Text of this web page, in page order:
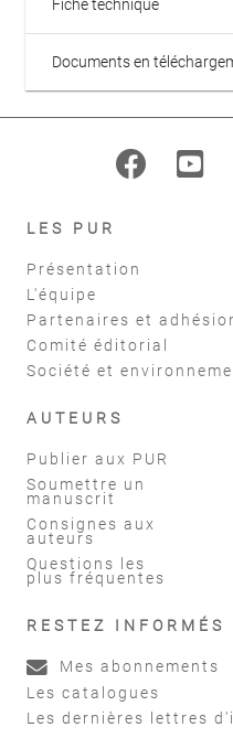
Fiche technique
Documents en
LES PUR
Présentation
L'équipe
Partenaires et
Comité éditorial
Société et
AUTEURS
Publier aux PUR
Soumettre un
manuscrit
Consignes aux
auteurs
Questions les
plus fréquentes
RESTEZ INFORMÉS
Mes abonnements
Les catalogues
Les dernières lettres